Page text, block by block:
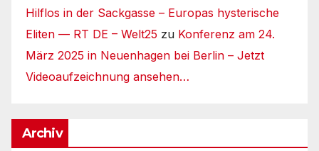
Hilflos in der Sackgasse – Europas hysterische
Eliten — RT DE – Welt25 zu Konferenz am 24.
März 2025 in Neuenhagen bei Berlin – Jetzt
Videoaufzeichnung ansehen…
Archiv